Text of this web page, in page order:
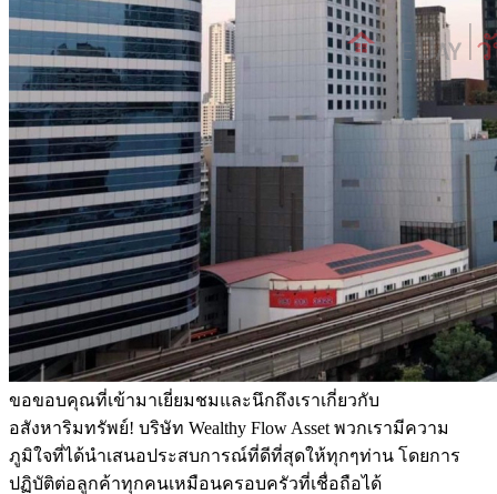
ขอขอบคุณที่เข้ามาเยี่ยมชมและนึกถึงเราเกี่ยวกับ
อสังหาริมทรัพย์! บริษัท Wealthy Flow Asset พวกเรามีความ
ภูมิใจที่ได้นำเสนอประสบการณ์ที่ดีที่สุดให้ทุกๆท่าน โดยการ
ปฏิบัติต่อลูกค้าทุกคนเหมือนครอบครัวที่เชื่อถือได้